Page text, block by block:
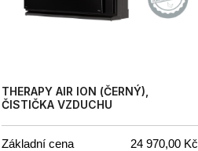
THERAPY AIR ION (ČERNÝ),
ČISTIČKA VZDUCHU
Základní cena 24 970,00 Kč